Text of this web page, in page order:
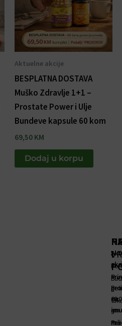
Aktuelne akcije
BESPLATNA DOSTAVA
Muško Zdravlje 1+1 –
Prostate Power i Ulje
Bundeve kapsule 60 kom
69,50 KM
Dodaj u korpu
–
am
–
za
I
u
s